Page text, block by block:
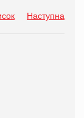
Наступна